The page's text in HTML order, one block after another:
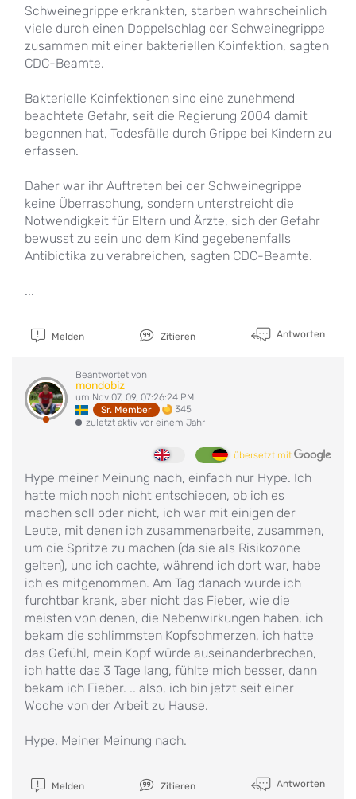
Schweinegrippe erkrankten, starben wahrscheinlich
viele durch einen Doppelschlag der Schweinegrippe
zusammen mit einer bakteriellen Koinfektion, sagten
CDC-Beamte.
Bakterielle Koinfektionen sind eine zunehmend
beachtete Gefahr, seit die Regierung 2004 damit
begonnen hat, Todesfälle durch Grippe bei Kindern zu
erfassen.
Daher war ihr Auftreten bei der Schweinegrippe
keine Überraschung, sondern unterstreicht die
Notwendigkeit für Eltern und Ärzte, sich der Gefahr
bewusst zu sein und dem Kind gegebenenfalls
Antibiotika zu verabreichen, sagten CDC-Beamte.
...
Melden Zitieren Antworten
Beantwortet von
mondobiz
um Nov 07, 09, 07:26:24 PM
Sr. Member
345
zuletzt aktiv vor einem Jahr
übersetzt mit
Hype meiner Meinung nach, einfach nur Hype. Ich
hatte mich noch nicht entschieden, ob ich es
machen soll oder nicht, ich war mit einigen der
Leute, mit denen ich zusammenarbeite, zusammen,
um die Spritze zu machen (da sie als Risikozone
gelten), und ich dachte, während ich dort war, habe
ich es mitgenommen. Am Tag danach wurde ich
furchtbar krank, aber nicht das Fieber, wie die
meisten von denen, die Nebenwirkungen haben, ich
bekam die schlimmsten Kopfschmerzen, ich hatte
das Gefühl, mein Kopf würde auseinanderbrechen,
ich hatte das 3 Tage lang, fühlte mich besser, dann
bekam ich Fieber. .. also, ich bin jetzt seit einer
Woche von der Arbeit zu Hause.
Hype. Meiner Meinung nach.
Melden Zitieren Antworten